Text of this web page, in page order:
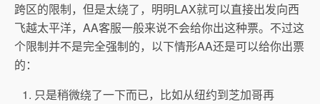
跨区的限制，但是太绕了，明明LAX就可以直接出发向西
飞越太平洋，AA客服一般来说不会给你出这种票。不过这
个限制并不是完全强制的，以下情形AA还是可以给你出票
的：
只是稍微绕了一下而已，比如从纽约到芝加哥再